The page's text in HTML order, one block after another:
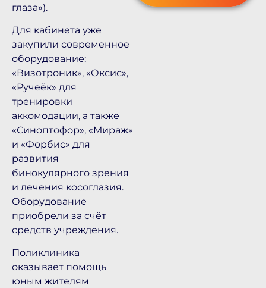
глаза»).
Для кабинета уже
закупили современное
оборудование:
«Визотроник», «Оксис»,
«Ручеёк» для
тренировки
аккомодации, а также
«Синоптофор», «Мираж»
и «Форбис» для
развития
бинокулярного зрения
и лечения косоглазия.
Оборудование
приобрели за счёт
средств учреждения.
Поликлиника
оказывает помощь
юным жителям